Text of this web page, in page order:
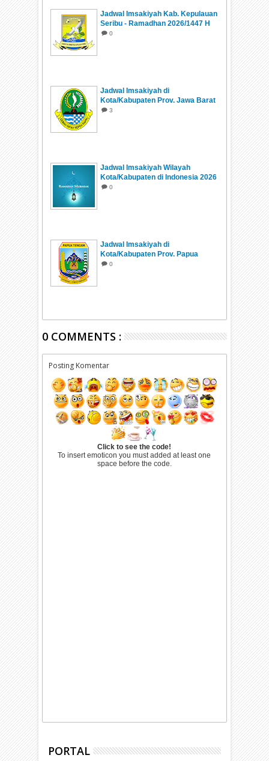
Jadwal Imsakiyah Kab. Kepulauan
Seribu - Ramadhan 2026/1447 H
0
Jadwal Imsakiyah di
Kota/Kabupaten Prov. Jawa Barat
Ramadhan 1447 H/2026
3
Jadwal Imsakiyah Wilayah
Kota/Kabupaten di Indonesia 2026
0
Jadwal Imsakiyah di
Kota/Kabupaten Prov. Papua
Tengah Ramadhan 1447 H/2026
0
0 COMMENTS :
Posting Komentar
Click to see the code!
To insert emoticon you must added at least one
space before the code.
PORTAL